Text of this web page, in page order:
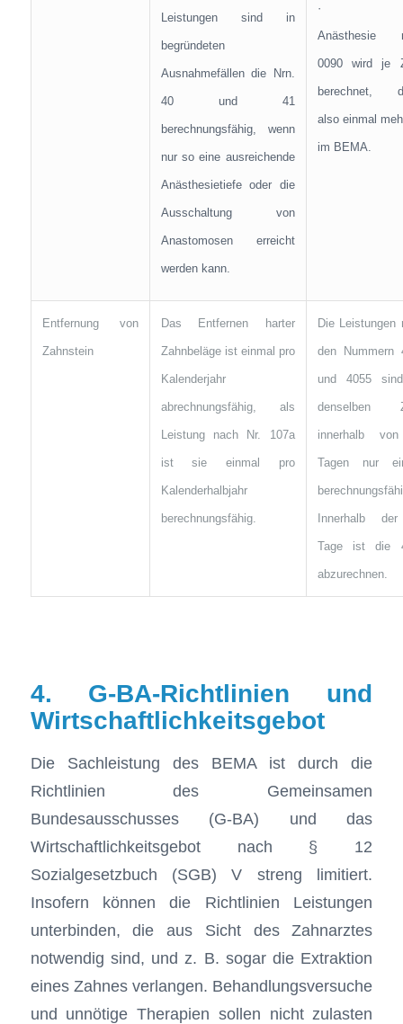
Leistungen sind in
begründeten
Ausnahmefällen die Nrn.
40 und 41
berechnungsfähig, wenn
nur so eine ausreichende
Anästhesietiefe oder die
Ausschaltung von
Anastomosen erreicht
werden kann.
·
Anästhesie
0090 wird je
berechnet,
also einmal
im BEMA.
Entfernung von
Zahnstein
Das Entfernen harter
Zahnbeläge ist einmal pro
Kalenderjahr
abrechnungsfähig, als
Leistung nach Nr. 107a
ist sie einmal pro
Kalenderhalbjahr
berechnungsfähig.
Die Leistungen
den Nummern
und 4055
denselben
innerhalb
Tagen nur
Innerhalb
Tage ist die
abzurechnen.
4. G-BA-Richtlinien und
Wirtschaftlichkeitsgebot
Die Sachleistung des BEMA ist durch die
Richtlinien des Gemeinsamen
Bundesausschusses (G-BA) und das
Wirtschaftlichkeitsgebot nach § 12
Sozialgesetzbuch (SGB) V streng limitiert.
Insofern können die Richtlinien Leistungen
unterbinden, die aus Sicht des Zahnarztes
notwendig sind, und z. B. sogar die Extraktion
eines Zahnes verlangen. Behandlungsversuche
und unnötige Therapien sollen nicht zulasten